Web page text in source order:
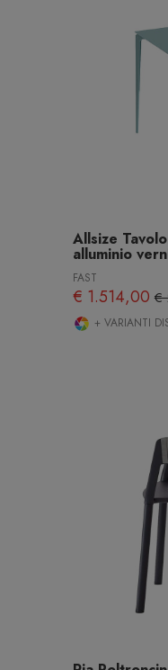
Allsize
alluminio
FAST
€ 1.514,00€
+ VARIANTI